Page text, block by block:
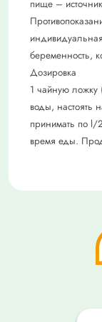
пище –
беременность,
Дозировка
1 чайную ложку
воды, настоять
принимать по l/
время еды.